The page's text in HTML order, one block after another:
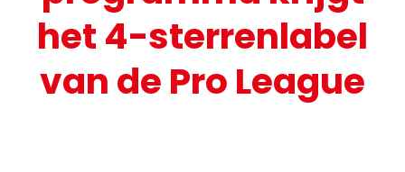
het 4-sterrenlabel
van de Pro League